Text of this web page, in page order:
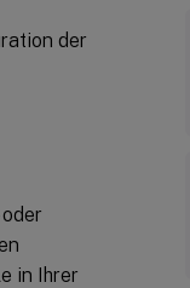
der
in Ihrer